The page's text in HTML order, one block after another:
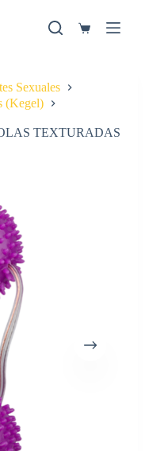
Carro
Sexuales
(Kegel)
TEXTURADAS